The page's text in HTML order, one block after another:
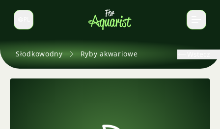
Zmień język
Słodkowodny Ryby akwariowe